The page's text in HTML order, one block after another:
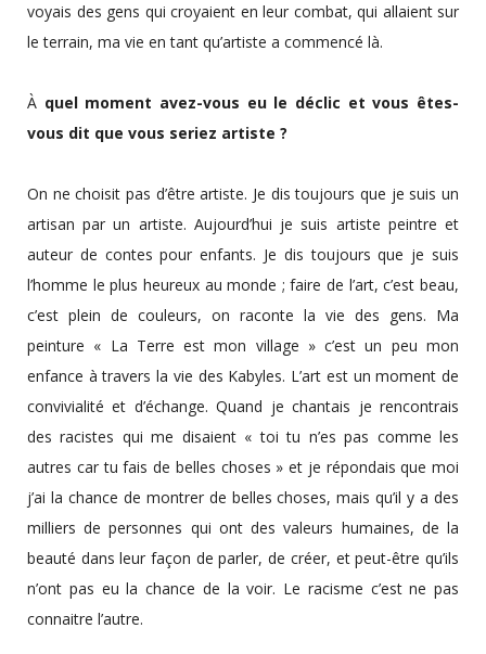
voyais des gens qui croyaient en leur combat, qui allaient sur
le terrain, ma vie en tant qu’artiste a commencé là.
À quel moment avez-vous eu le déclic et vous êtes-
vous dit que vous seriez artiste ?
On ne choisit pas d’être artiste. Je dis toujours que je suis un
artisan par un artiste. Aujourd’hui je suis artiste peintre et
auteur de contes pour enfants. Je dis toujours que je suis
l’homme le plus heureux au monde ; faire de l’art, c’est beau,
c’est plein de couleurs, on raconte la vie des gens. Ma
peinture « La Terre est mon village » c’est un peu mon
enfance à travers la vie des Kabyles. L’art est un moment de
convivialité et d’échange. Quand je chantais je rencontrais
des racistes qui me disaient « toi tu n’es pas comme les
autres car tu fais de belles choses » et je répondais que moi
j’ai la chance de montrer de belles choses, mais qu’il y a des
milliers de personnes qui ont des valeurs humaines, de la
beauté dans leur façon de parler, de créer, et peut-être qu’ils
n’ont pas eu la chance de la voir. Le racisme c’est ne pas
connaitre l’autre.